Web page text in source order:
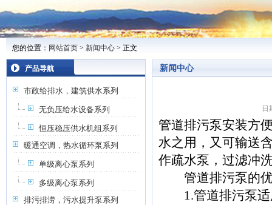
您的位置： 网站首页 > 新闻中心 > 正文
产品导航
市政给排水，建筑供水系列
无负压给水设备系列
恒压稳压供水机组系列
暖通空调，热水循环泵系列
单级离心泵系列
多级离心泵系列
排污排涝，污水提升泵系列
新闻中心
日
管道排污泵安装方
水之用，又可输送
作疏水泵，过滤冲
管道排污泵的优
1.管道排污泵适